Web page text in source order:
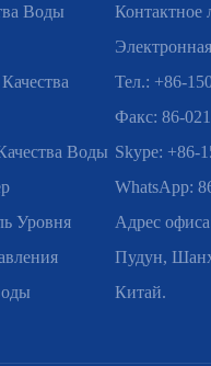
Воды
Воды
Уровня
Тел.: +86-
Факс: 86-
Skype: +86-
WhatsApp:
Адрес
Пудун,
Китай.